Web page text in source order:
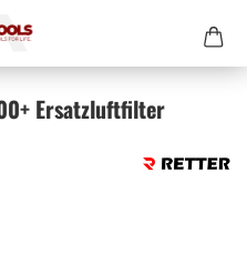
Ersatzluftfilter